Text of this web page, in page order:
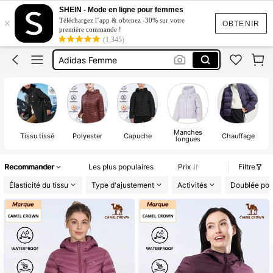
OBTENIR
×
SHEIN - Mode en ligne pour femmes
Téléchargez l’app & obtenez -30% sur votre
première commande !
(1,345)
Manteau Hiver Femme Doudoune
Manteaux Printemps Curvy
Adidas Femme
Veste Brun Femme
Tissu tissé Polyester Capuche Manches
longues Chauffage
Recommander Les plus populaires Prix
Filtre
Élasticité du tissu
Type d'ajustement Activités Doublée